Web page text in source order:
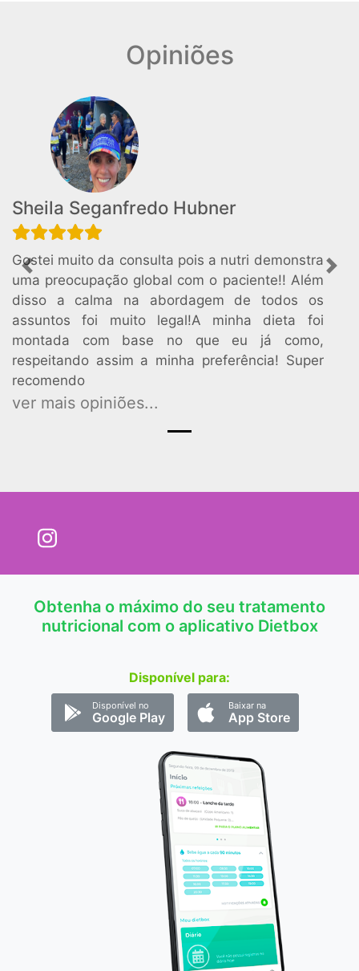
Opiniões
Sheila Seganfredo Hubner
Gostei muito da consulta pois a nutri demonstra
uma preocupação global com o paciente!! Além
disso a calma na abordagem de todos os
assuntos foi muito legal!A minha dieta foi
montada com base no que eu já como,
respeitando assim a minha preferência! Super
recomendo
ver mais opiniões...
Previous Next
Obtenha o máximo do seu tratamento
nutricional com o aplicativo Dietbox
Disponível para:
Disponível no
Google Play
Baixar na
App Store